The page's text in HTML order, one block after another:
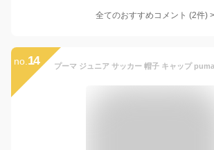
全てのおすすめコメント (2件) >
no. 14